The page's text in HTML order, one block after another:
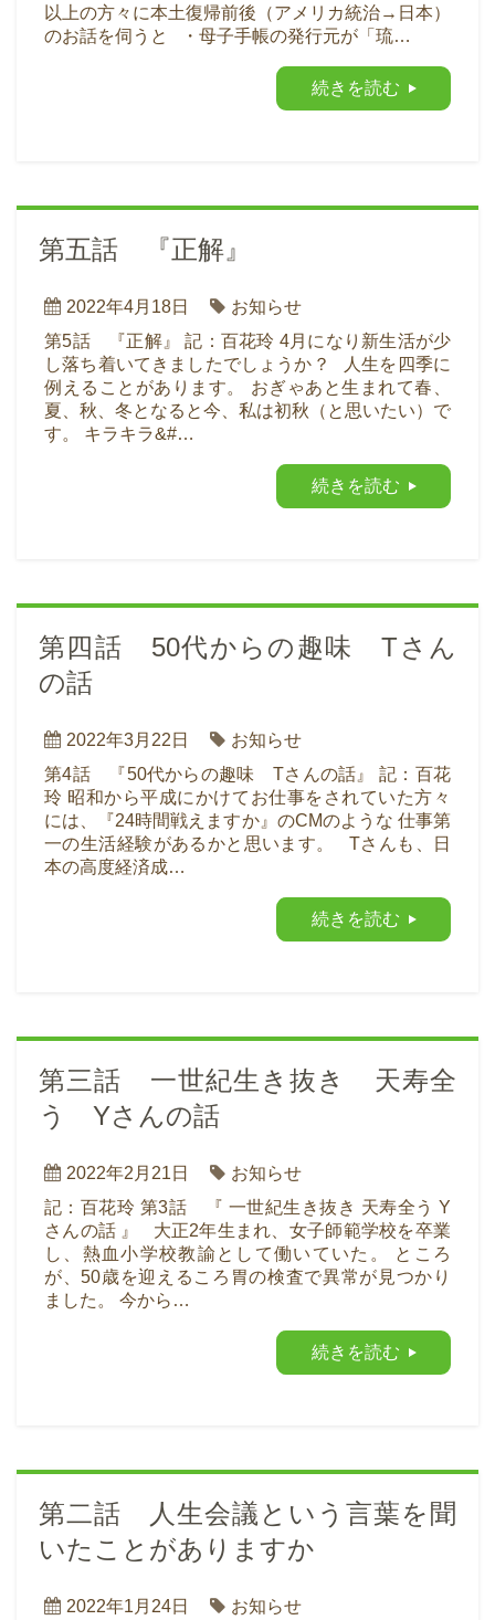
以上の方々に本土復帰前後（アメリカ統治→日本）
のお話を伺うと ・母子手帳の発行元が「琉…
続きを読む
第五話 『正解』
2022年4月18日
お知らせ
第5話 『正解』 記：百花玲 4月になり新生活が少
し落ち着いてきましたでしょうか？ 人生を四季に
例えることがあります。 おぎゃあと生まれて春、
夏、秋、冬となると今、私は初秋（と思いたい）で
す。 キラキラ&#…
続きを読む
第四話 50代からの趣味 Tさん
の話
2022年3月22日
お知らせ
第4話 『50代からの趣味 Tさんの話』 記：百花
玲 昭和から平成にかけてお仕事をされていた方々
には、『24時間戦えますか』のCMのような 仕事第
一の生活経験があるかと思います。 Tさんも、日
本の高度経済成…
続きを読む
第三話 一世紀生き抜き 天寿全
う Yさんの話
2022年2月21日
お知らせ
記：百花玲 第3話 『 一世紀生き抜き 天寿全う Y
さんの話 』 大正2年生まれ、女子師範学校を卒業
し、熱血小学校教諭として働いていた。 ところ
が、50歳を迎えるころ胃の検査で異常が見つかり
ました。 今から…
続きを読む
第二話 人生会議という言葉を聞
いたことがありますか
2022年1月24日 お知らせ